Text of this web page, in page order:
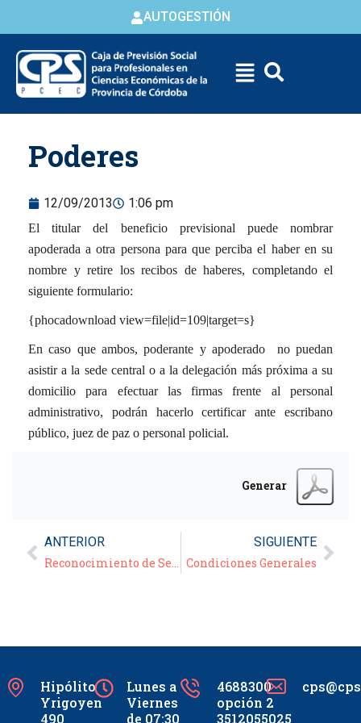
AUTOGESTIÓN
content
Poderes
12/09/2013 1:06 pm
El titular del beneficio previsional puede nombrar
apoderada a otra persona para que perciba el haber en su
nombre y retire los recibos de haberes, completando el
siguiente formulario:
{phocadownload view=file|id=109|target=s}
En caso que ambos, poderante y apoderado no puedan
asistir a la sede central o a la delegación más próxima a su
domicilio para efectuar las firmas frente al personal
administrativo, podrán hacerlo certificar ante escribano
público, juez de paz o personal policial.
Generar
ANTERIOR
Reconocimiento de Servicios
SIGUIENTE
Condiciones Generales
Hipólito
Yrigoyen
490
Lunes a
Viernes
de 07:30
4688300
opción 2
3512055025